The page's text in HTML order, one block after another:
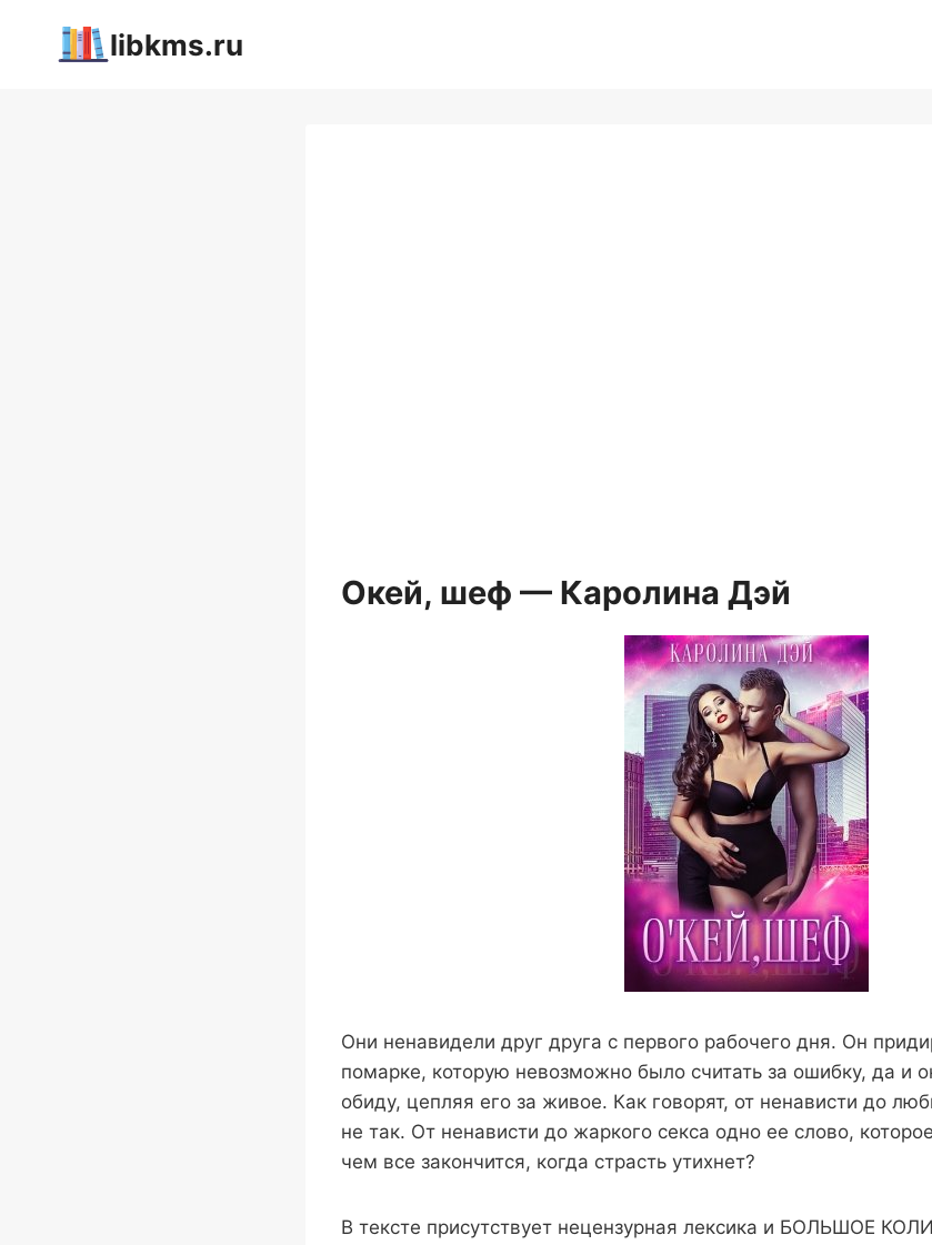
libkms.ru
Окей, шеф — Каролина Дэй
Они ненавидели друг друга с первого рабочего дня. Он
помарке, которую невозможно было считать за ошибку, да и
обиду, цепляя его за живое. Как говорят, от ненависти до
не так. От ненависти до жаркого секса одно ее слово,
чем все закончится, когда страсть утихнет?
В тексте присутствует нецензурная лексика и БОЛЬШОЕ